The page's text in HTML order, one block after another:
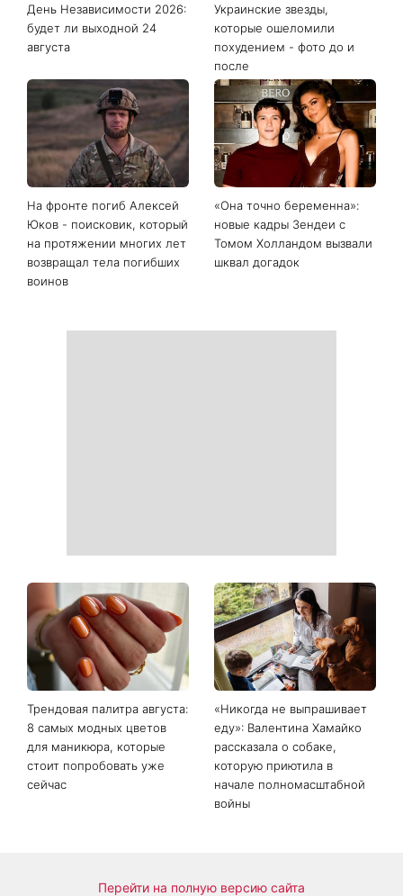
День Независимости 2026:
будет ли выходной 24
августа
Украинские звезды,
которые ошеломили
похудением - фото до и
после
На фронте погиб Алексей
Юков - поисковик, который
на протяжении многих лет
возвращал тела погибших
воинов
«Она точно беременна»:
новые кадры Зендеи с
Томом Холландом вызвали
шквал догадок
Трендовая палитра августа:
8 самых модных цветов
для маникюра, которые
стоит попробовать уже
сейчас
«Никогда не выпрашивает
еду»: Валентина Хамайко
рассказала о собаке,
которую приютила в
начале полномасштабной
войны
Перейти на полную версию сайта